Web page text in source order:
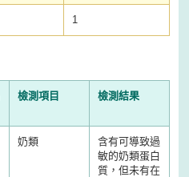
1
檢測項目 檢測結果
奶類
含有可導致過
敏的奶類蛋白
質，但未有在